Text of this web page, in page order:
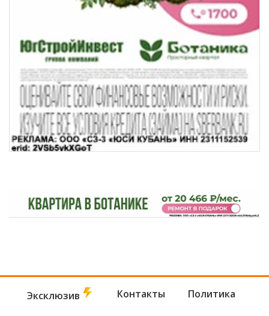
Эксклюзив Контакты Политика